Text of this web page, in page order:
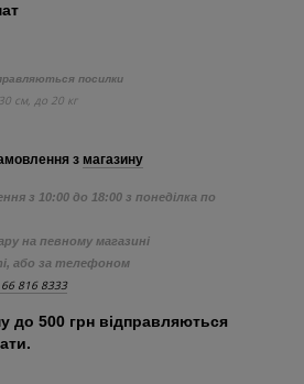
посилки
см, до 20 кг
з магазину
з 10:00 до 18:00 з понеділка по
на певному магазині
або за телефоном
816 8333
до 500 грн відправляються